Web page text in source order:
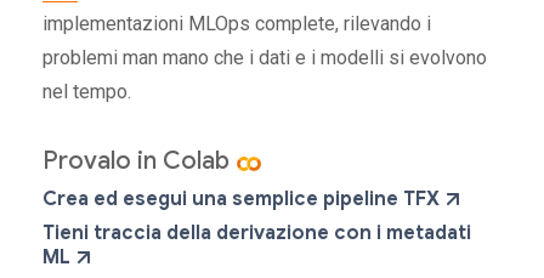
implementazioni MLOps complete, rilevando i
problemi man mano che i dati e i modelli si evolvono
nel tempo.
Provalo in Colab
Crea ed esegui una semplice pipeline TFX
Tieni traccia della derivazione con i metadati
ML